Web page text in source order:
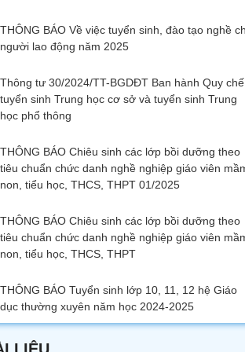
THÔNG BÁO Về việc tuyển sinh, đào tạo nghề
người lao động năm 2025
Thông tư 30/2024/TT-BGDĐT Ban hành Quy chế
tuyển sinh Trung học cơ sở và tuyển sinh Trung
học phổ thông
THÔNG BÁO Chiêu sinh các lớp bồi dưỡng theo
tiêu chuẩn chức danh nghề nghiệp giáo viên
non, tiểu học, THCS, THPT 01/2025
THÔNG BÁO Chiêu sinh các lớp bồi dưỡng theo
tiêu chuẩn chức danh nghề nghiệp giáo viên
non, tiểu học, THCS, THPT
THÔNG BÁO Tuyển sinh lớp 10, 11, 12 hệ Giáo
dục thường xuyên năm học 2024-2025